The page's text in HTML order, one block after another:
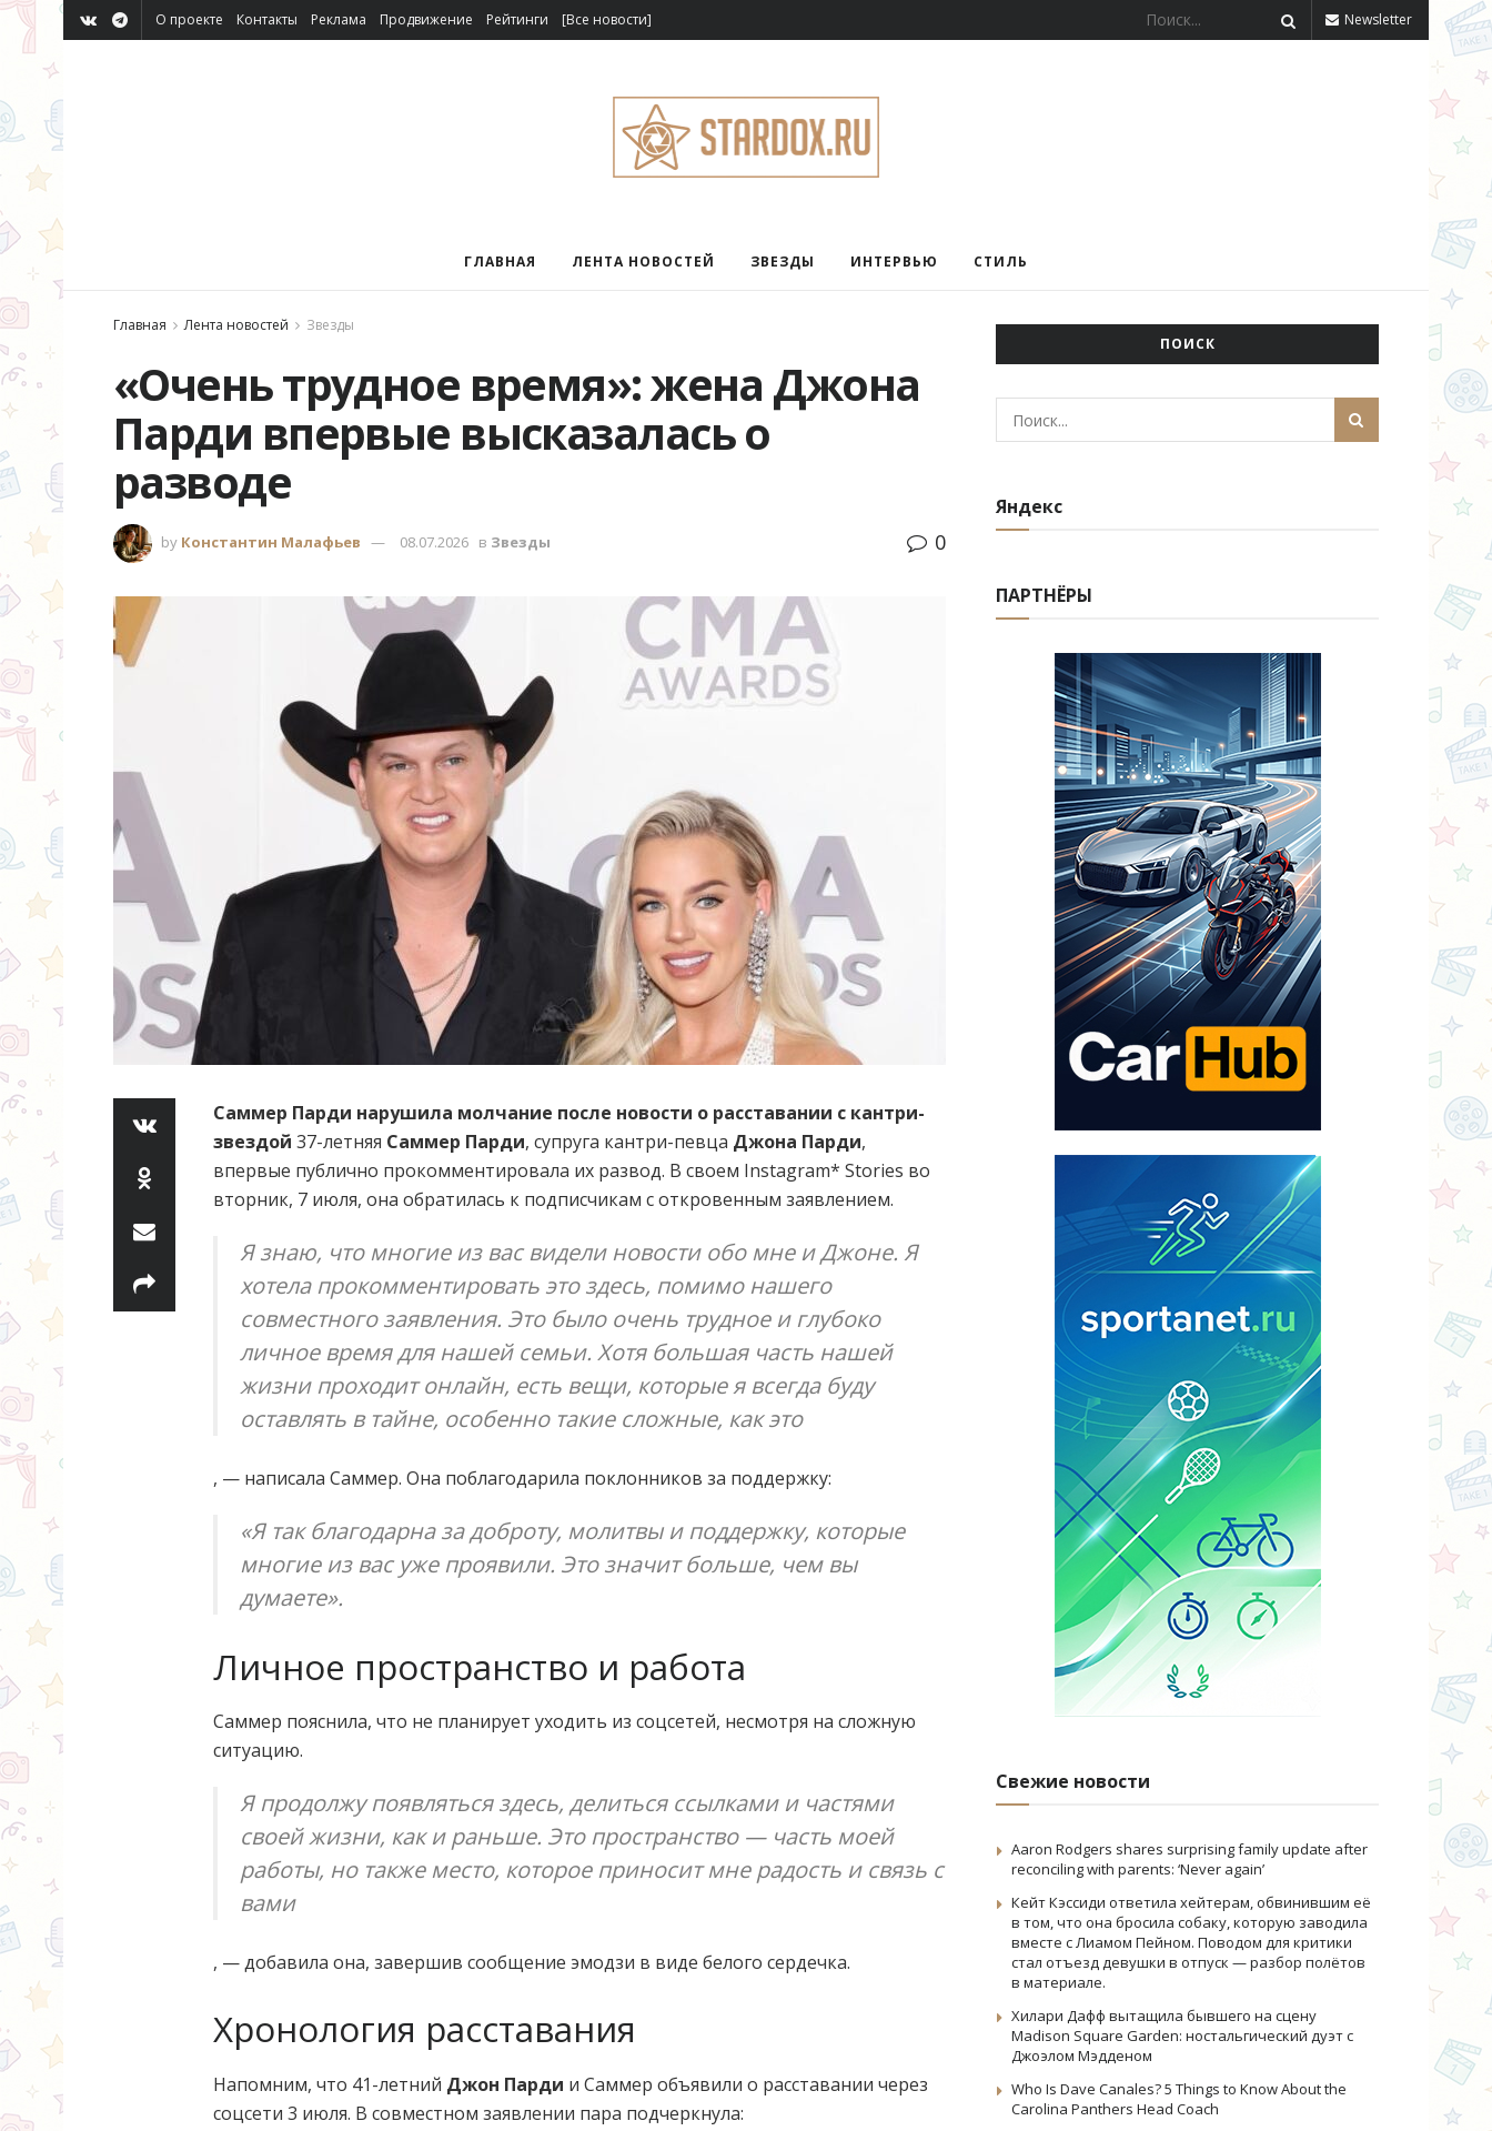
О проекте Контакты Реклама Продвижение Рейтинги [Все новости] Newsletter
ГЛАВНАЯ ЛЕНТА НОВОСТЕЙ ЗВЕЗДЫ ИНТЕРВЬЮ СТИЛЬ
Главная Лента новостей Звезды
«Очень трудное время»: жена Джона
Парди впервые высказалась о
разводе
by Константин Малафьев 08.07.2026 в Звезды 0
Саммер Парди нарушила молчание после новости о расставании с кантри-
звездой 37-летняя Саммер Парди, супруга кантри-певца Джона Парди,
впервые публично прокомментировала их развод. В своем Instagram* Stories во
вторник, 7 июля, она обратилась к подписчикам с откровенным заявлением.
Я знаю, что многие из вас видели новости обо мне и Джоне. Я
хотела прокомментировать это здесь, помимо нашего
совместного заявления. Это было очень трудное и глубоко
личное время для нашей семьи. Хотя большая часть нашей
жизни проходит онлайн, есть вещи, которые я всегда буду
оставлять в тайне, особенно такие сложные, как это
, — написала Саммер. Она поблагодарила поклонников за поддержку:
«Я так благодарна за доброту, молитвы и поддержку, которые
многие из вас уже проявили. Это значит больше, чем вы
думаете».
Личное пространство и работа
Саммер пояснила, что не планирует уходить из соцсетей, несмотря на сложную
ситуацию.
Я продолжу появляться здесь, делиться ссылками и частями
своей жизни, как и раньше. Это пространство — часть моей
работы, но также место, которое приносит мне радость и связь с
вами
, — добавила она, завершив сообщение эмодзи в виде белого сердечка.
Хронология расставания
Напомним, что 41-летний Джон Парди и Саммер объявили о расставании через
соцсети 3 июля. В совместном заявлении пара подчеркнула:
ПОИСК
Яндекс
ПАРТНЁРЫ
Свежие новости
Aaron Rodgers shares surprising family update after
reconciling with parents: ‘Never again’
Кейт Кэссиди ответила хейтерам, обвинившим её
в том, что она бросила собаку, которую заводила
вместе с Лиамом Пейном. Поводом для критики
стал отъезд девушки в отпуск — разбор полётов
в материале.
Хилари Дафф вытащила бывшего на сцену
Madison Square Garden: ностальгический дуэт с
Джоэлом Мэдденом
Who Is Dave Canales? 5 Things to Know About the
Carolina Panthers Head Coach